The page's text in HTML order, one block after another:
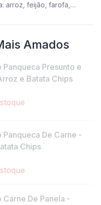
arroz, feijão, farofa,
Amados
Panqueca Presunto e
e Batata Chips
Panqueca De Carne -
Chips
Carne De Panela -